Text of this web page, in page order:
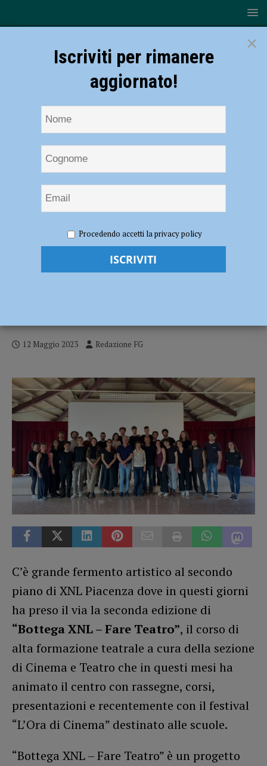
FareTeatro”, a XNL venti giovani attori da tutta Italia a lezione da
Marco Baliani
Al via “Bottega FareTeatro”, a XNL venti
12 Maggio 2023 Redazione FG
C’è grande fermento artistico al secondo
piano di XNL Piacenza dove in questi giorni
ha preso il via la seconda edizione di
“Bottega XNL – Fare Teatro”, il corso di
alta formazione teatrale a cura della sezione
di Cinema e Teatro che in questi mesi ha
animato il centro con rassegne, corsi,
presentazioni e recentemente con il festival
“L’Ora di Cinema” destinato alle scuole.
“Bottega XNL – Fare Teatro” è un progetto
×
Iscriviti per rimanere
aggiornato!
Procedendo accetti la privacy policy